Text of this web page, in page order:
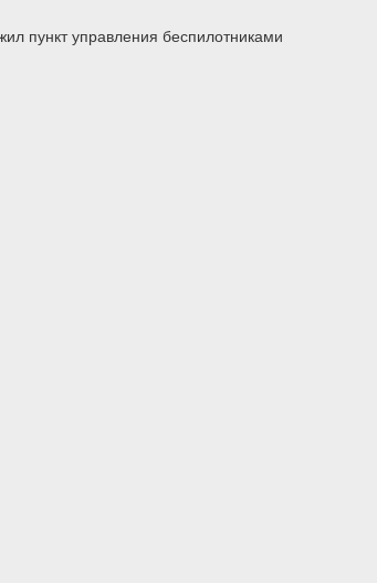
пункт управления беспилотниками